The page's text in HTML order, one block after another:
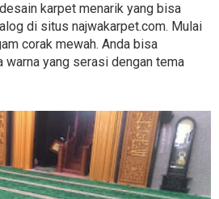
karpet menarik yang bisa
di situs najwakarpet.com. Mulai
corak mewah. Anda bisa
warna yang serasi dengan tema